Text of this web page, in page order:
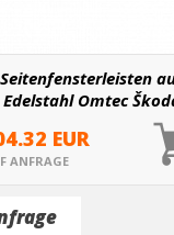
Seitenfensterleisten
Edelstahl Omtec
III 10 Stück (nicht
Kombi)
EUR
ANFRAGE